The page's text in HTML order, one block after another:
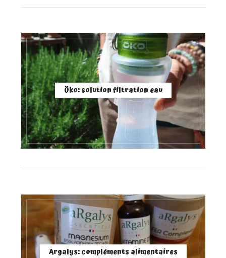
Öko: solution filtration eau
Argalys: compléments alimentaires